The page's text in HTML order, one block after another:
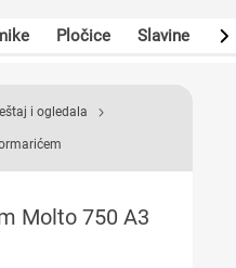
Pločice Slavine
i ogledala
Molto 750 A3